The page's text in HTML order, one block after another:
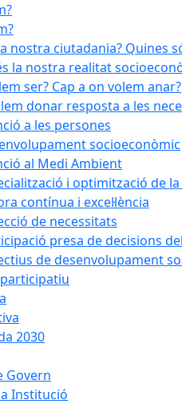
nostra ciutadania? Quines
la nostra realitat
ser? Cap a on volem anar?
donar resposta a les
a les persones
socioeconòmic
al Medi Ambient
i optimització de
contínua i excel·lència
de necessitats
presa de decisions
de desenvolupament
2030
Govern
Institució